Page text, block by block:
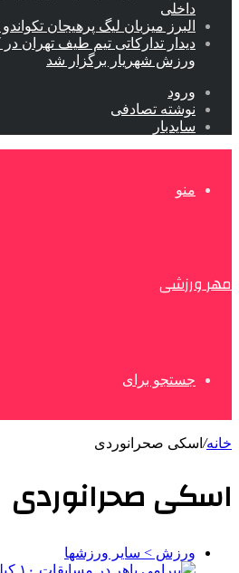
داخلی
البرز میزبان لیگ پرهیجان
دیدار تدارکاتی تیم طیف تهران
ورزش شهریار برگزار شد
ورود
نوشته تصادفی
سایدبار
منو
مهر ورزشی
جستجو برای
خانه/ اسکی صحرانوردی
اسکی صحرانوردی
ورزش > سایر ورزشها